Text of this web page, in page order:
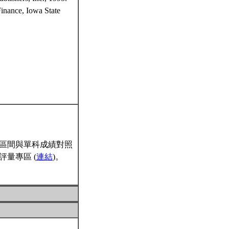
Iowa State
間與單科成績對照
量專區 (連結)。